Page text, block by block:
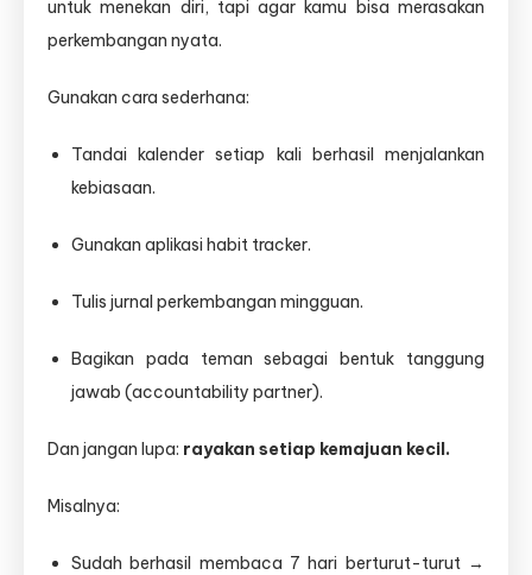
untuk menekan diri, tapi agar kamu bisa merasakan
perkembangan nyata.
Gunakan cara sederhana:
Tandai kalender setiap kali berhasil menjalankan
kebiasaan.
Gunakan aplikasi habit tracker.
Tulis jurnal perkembangan mingguan.
Bagikan pada teman sebagai bentuk tanggung
jawab (accountability partner).
Dan jangan lupa: rayakan setiap kemajuan kecil.
Misalnya:
Sudah berhasil membaca 7 hari berturut-turut →